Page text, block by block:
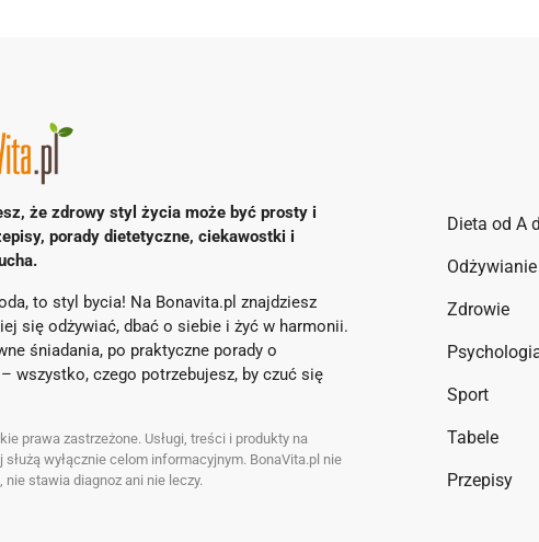
że zdrowy styl życia może być prosty i
porady dietetyczne, ciekawostki i
to styl bycia! Na Bonavita.pl znajdziesz
się odżywiać, dbać o siebie i żyć w harmonii.
śniadania, po praktyczne porady o
wszystko, czego potrzebujesz, by czuć się
prawa zastrzeżone. Usługi, treści i produkty na
wyłącznie celom informacyjnym. BonaVita.pl nie
nie stawia diagnoz ani nie leczy.
Dieta od A
Odżywianie
Zdrowie
Sport
Tabele
Przepisy